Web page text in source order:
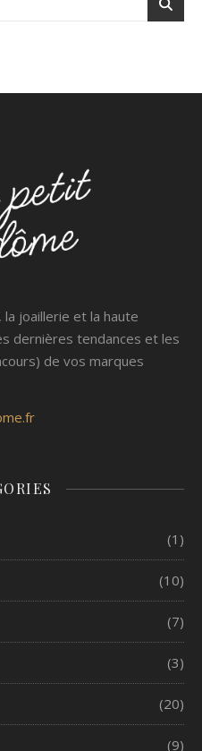
la joaillerie et la haute
dernières tendances et les
de vos marques
(1)
(10)
(7)
(3)
(20)
(9)